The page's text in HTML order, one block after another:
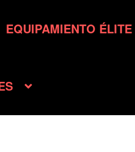
EQUIPAMIENTO ÉLITE